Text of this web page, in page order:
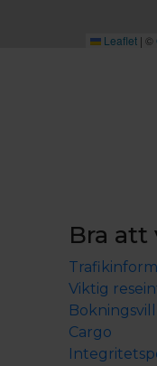
Leaflet | ©
Bra att
Viktig
Cargo